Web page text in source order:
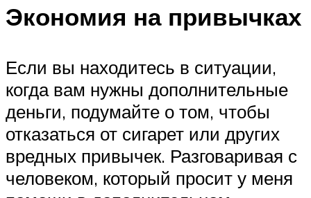
Экономия на привычках
Если вы находитесь в ситуации,
когда вам нужны дополнительные
деньги, подумайте о том, чтобы
отказаться от сигарет или других
вредных привычек. Разговаривая с
человеком, который просит у меня